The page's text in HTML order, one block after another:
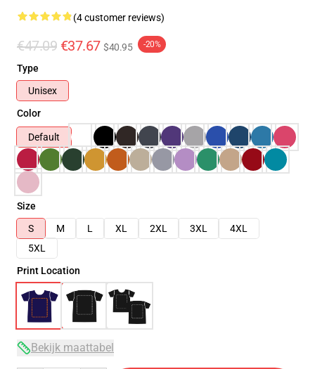
(4 customer reviews)
€47.09 €37.67 $40.95 -20%
Type
Unisex
Color
Default
Size
S
M L XL 2XL 3XL
4XL
5XL
Print Location
Bekijk maattabel